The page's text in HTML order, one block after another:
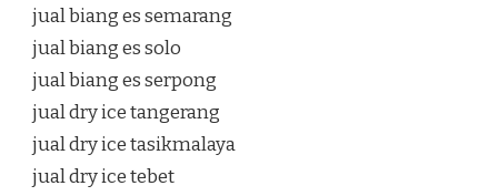
jual biang es semarang
jual biang es solo
jual biang es serpong
jual dry ice tangerang
jual dry ice tasikmalaya
jual dry ice tebet